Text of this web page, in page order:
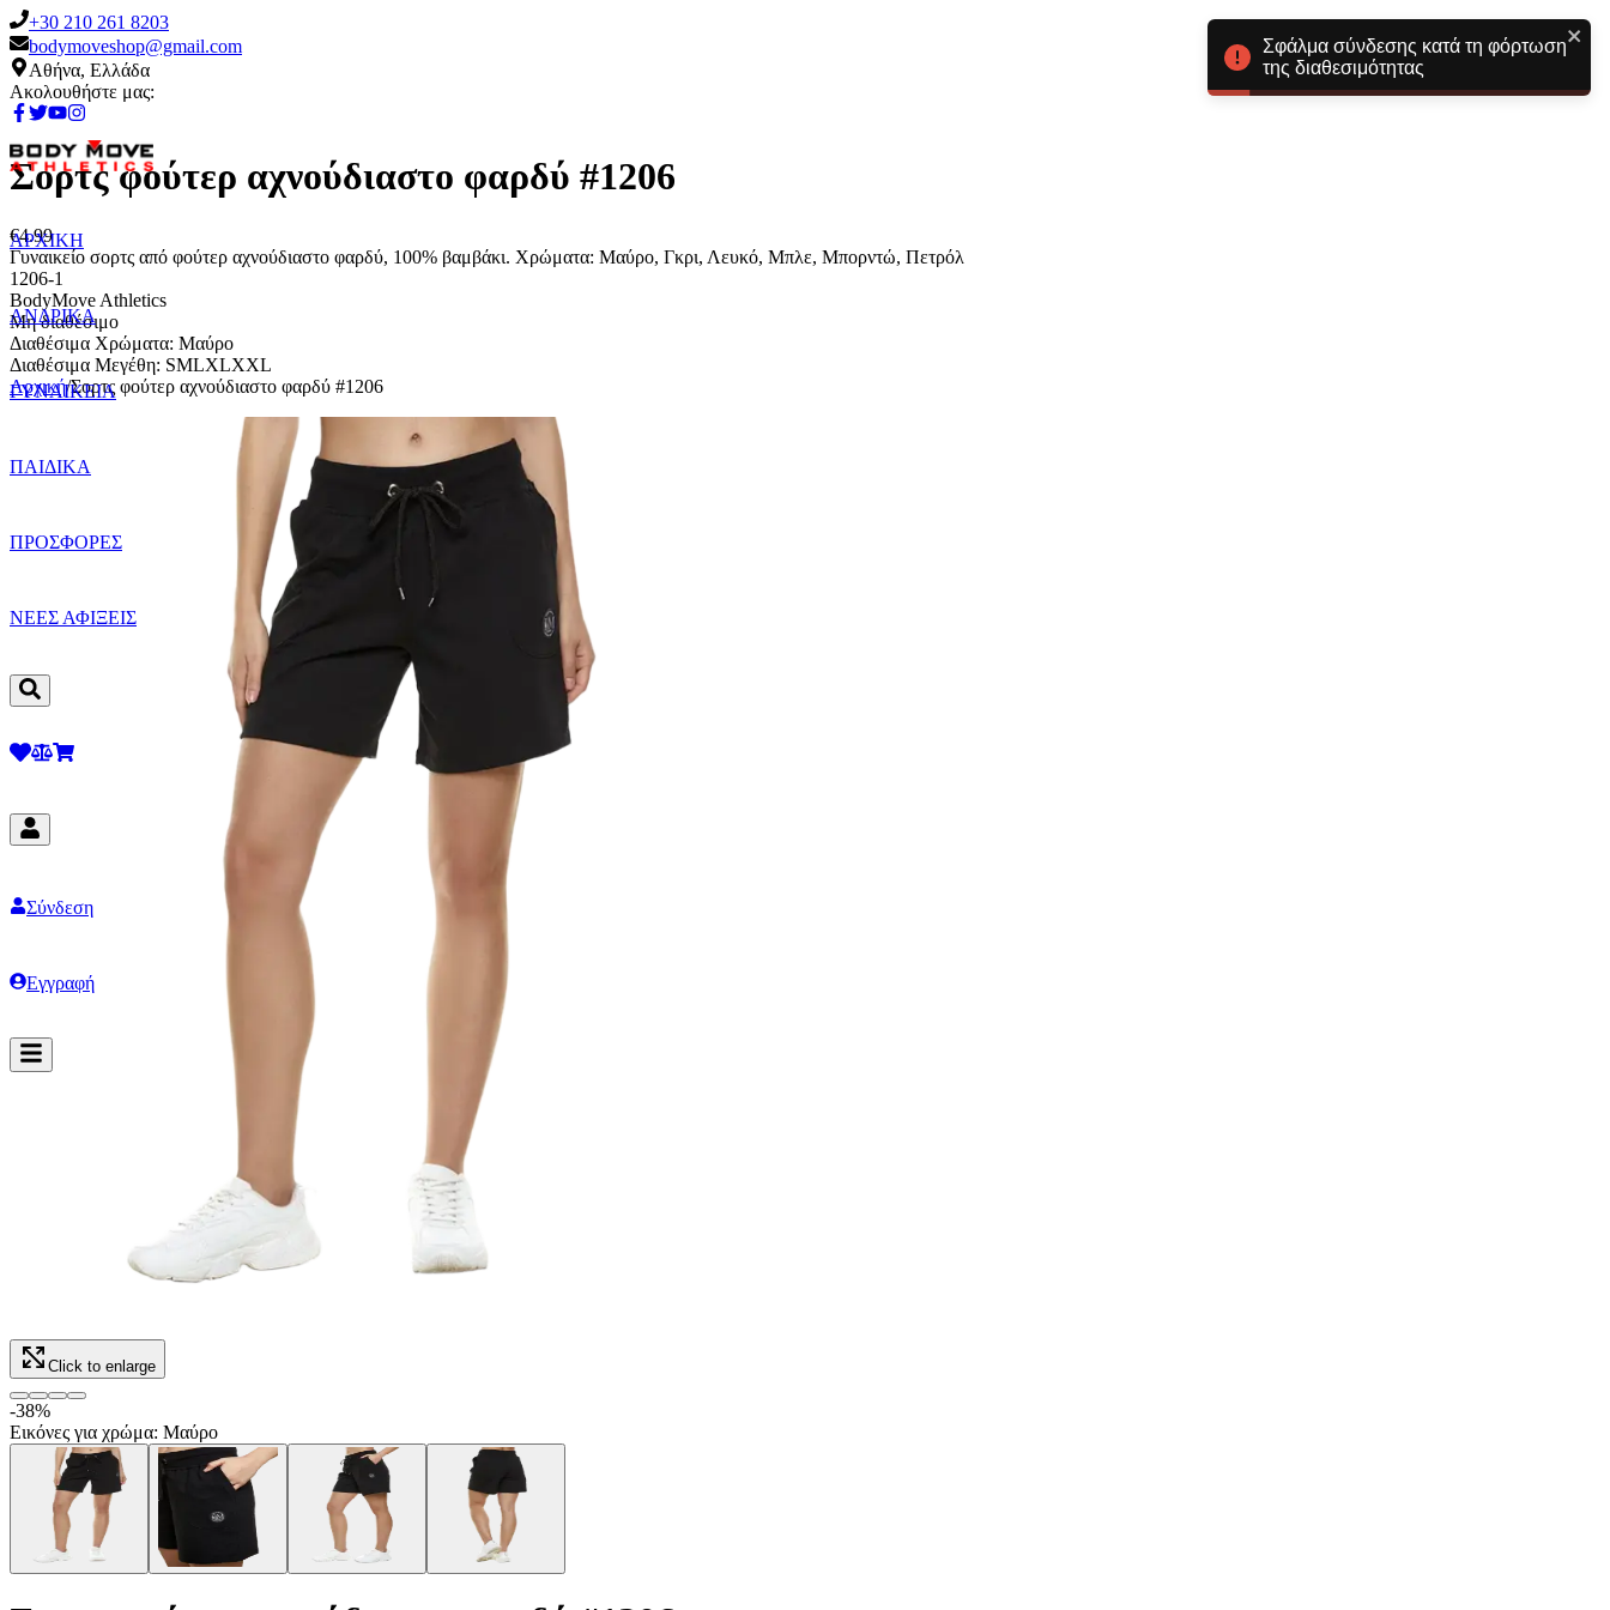
+30 210 261 8203
bodymoveshop@gmail.com
Αθήνα, Ελλάδα
Ακολουθήστε μας:
ΑΡΧΙΚΗ
ΑΝΔΡΙΚΑ
ΓΥΝΑΙΚΕΙΑ
ΠΑΙΔΙΚΑ
ΠΡΟΣΦΟΡΕΣ
ΝΕΕΣ ΑΦΙΞΕΙΣ
Σύνδεση
Εγγραφή
Σορτς φούτερ αχνούδιαστο φαρδύ #1206
€4.99
Γυναικείο σορτς από φούτερ αχνούδιαστο φαρδύ, 100% βαμβάκι. Χρώματα: Μαύρο, Γκρι, Λευκό, Μπλε, Μπορντώ, Πετρόλ
1206-1
BodyMove Athletics
Μη διαθέσιμο
Διαθέσιμα Χρώματα: Μαύρο
Διαθέσιμα Μεγέθη: SMLXLXXL
Αρχική/Σορτς φούτερ αχνούδιαστο φαρδύ #1206
Click to enlarge
-38%
Εικόνες για χρώμα: Μαύρο